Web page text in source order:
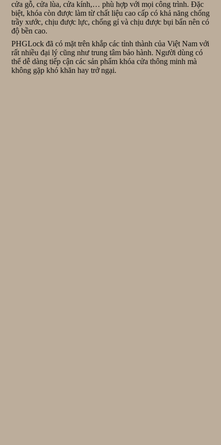
cửa gỗ, cửa lùa, cửa kính,… phù hợp với mọi công trình. Đặc
biệt, khóa còn được làm từ chất liệu cao cấp có khả năng chống
trầy xước, chịu được lực, chống gỉ và chịu được bụi bẩn nên có
độ bền cao.
PHGLock đã có mặt trên khắp các tỉnh thành của Việt Nam với
rất nhiều đại lý cũng như trung tâm bảo hành. Người dùng có
thể dễ dàng tiếp cận các sản phẩm khóa cửa thông minh mà
không gặp khó khăn hay trở ngại.